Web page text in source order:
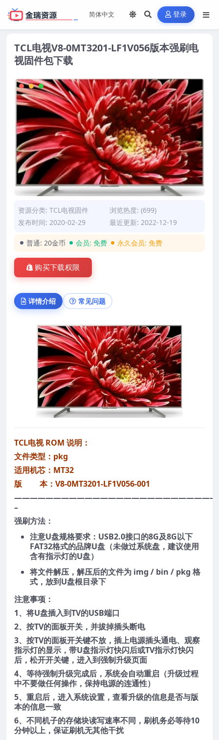
登录
TCL电视V8-0MT3201-LF1V056版本强刷电
视固件包下载
资源分类: TCL电视固件
浏览热度: (699)
发布时间: 2020-02-29
最近更新: 2022-12-19
普通: 20金币 会员: 免费 永久会员: 免费
购买下载权限
详情介绍 常见问题
TCL电视 ROM 说明：
文件类型：pkg
适用机芯：MT32
版 本：V8-0MT3201-LF1V056-001
–
强刷方法：
注意U盘规格要求：USB2.0接口的8G及8G以下
FAT32格式的品牌U盘（未做过系统盘，建议使用
含有指示灯的U盘）
将文件解压，解压后的文件为 img / bin / pkg 格
式，放到U盘根目录下
注意事项：
1、将U盘插入到TV的USB端口
2、按TV的面板开关，并拔掉插头断电
3、按TV的面板开关键不放，插上电源插头通电、观察
指示灯的显示，带U盘指示灯快闪后或TV指示灯快闪
后，松开开关键，进入到强制升级页面
4、等待强制升级完成后，系统会自动重启（升级过程
中不要做任何操作，保持电源的连通性）
5、重启后，进入系统设置，查看升级的信息是否与版
本的信息一致
6、不同机子的存储块读写速率不同，刷机务必等待10
分钟以上，保证刷机无其他干扰